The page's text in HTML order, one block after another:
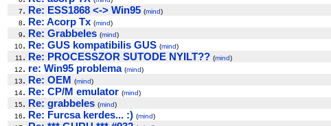
7. Re: ESS1868 <-> Win95 (mind)
8. Re: Acorp Tx (mind)
9. Re: Grabbeles (mind)
10. Re: GUS kompatibilis GUS (mind)
11 . Re: PROCESSZOR SUTODE NYILT?? (mind)
12. re: Win95 problema (mind)
13. Re: OEM (mind)
14. Re: CP/M emulator (mind)
15. Re: grabbeles (mind)
16. Re: Furcsa kerdes... :) (mind)